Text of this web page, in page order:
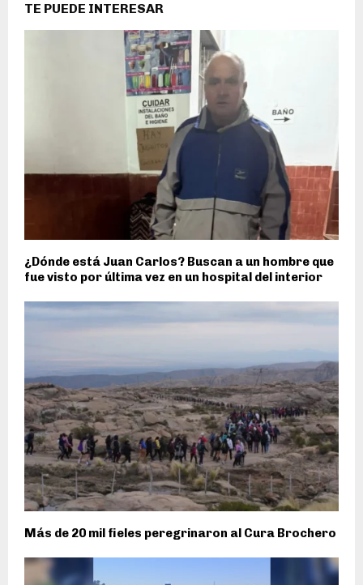
TE PUEDE INTERESAR
¿Dónde está Juan Carlos? Buscan a un hombre que
fue visto por última vez en un hospital del interior
Más de 20 mil fieles peregrinaron al Cura Brochero